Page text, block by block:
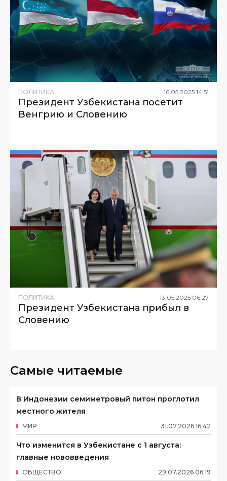
ПОЛИТИКА 16.05.2025 14:51
Президент Узбекистана посетит
Венгрию и Словению
ПОЛИТИКА 13.05.2025 06:27
Президент Узбекистана прибыл в
Словению
Самые читаемые
В Индонезии семиметровый питон проглотил
местного жителя
31.07.2026 16:42
МИР
Что изменится в Узбекистане с 1 августа:
главные нововведения
29.07.2026 06:19
ОБЩЕСТВО